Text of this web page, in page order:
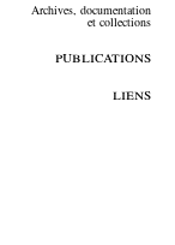
Archives, documentation
et collections
publications
liens